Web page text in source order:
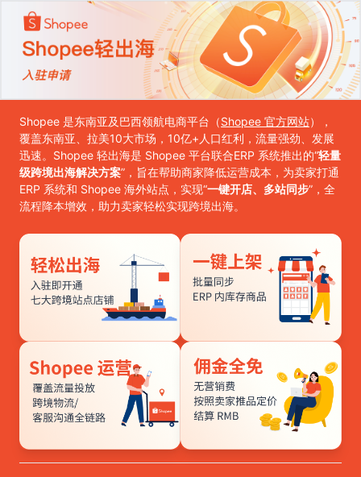
Shopee 是东南亚及巴西领航电商平台（Shopee 官方网站），
覆盖东南亚、拉美10大市场，10亿+人口红利，流量强劲、发展
迅速。Shopee 轻出海是 Shopee 平台联合ERP 系统推出的“轻量
级跨境出海解决方案”，旨在帮助商家降低运营成本，为卖家打通
ERP 系统和 Shopee 海外站点，实现“一键开店、多站同步”，全
流程降本增效，助力卖家轻松实现跨境出海。